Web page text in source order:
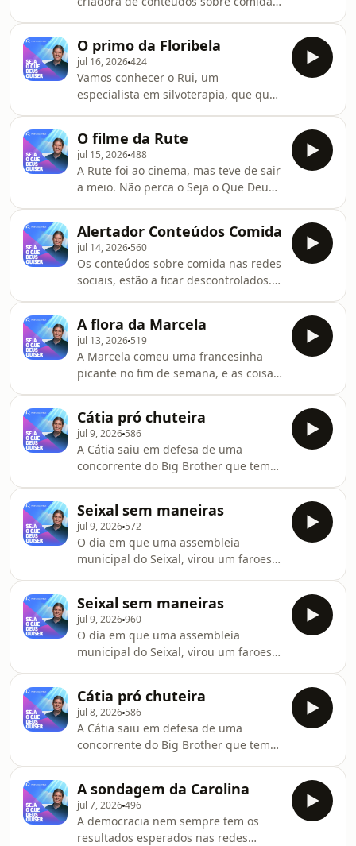
Quiser de segunda a sexta por volta
das 18h30 na Renascença e em
podcast, no YouTube ou em rr.pt
O primo da Floribela
jul 16, 2026424
Vamos conhecer o Rui, um
especialista em silvoterapia, que quer
Deus Quiser de segunda a sexta por
volta das 18h30 na Renascença e em
podcast, no YouTube ou em rr.pt
O filme da Rute
jul 15, 2026488
A Rute foi ao cinema, mas teve de sair
a meio. Não perca o Seja o Que Deus
podcast, no YouTube ou em rr.pt
Alertador Conteúdos Comida
jul 14, 2026 560
Os conteúdos sobre comida nas redes
sociais, estão a ficar descontrolados.
perca o Seja o Que Deus Quiser de
segunda a sexta por volta das 18h30
na Renascença e em podcast, no
YouTube ou em rr.pt
A flora da Marcela
jul 13, 2026 519
A Marcela comeu uma francesinha
picante no fim de semana, e as coisas
sexta por volta das 18h30 na
Renascença e em podcast, no
YouTube ou em rr.pt
Cátia pró chuteira
jul 9, 2026 586
A Cátia saiu em defesa de uma
concorrente do Big Brother que tem
Seixal sem maneiras
jul 9, 2026 572
O dia em que uma assembleia
municipal do Seixal, virou um faroeste
sexta por volta das 18h30 na
Renascença e em podcast, no
YouTube ou em rr.pt
Seixal sem maneiras
jul 9, 2026960
O dia em que uma assembleia
municipal do Seixal, virou um faroeste
sexta por volta das 18h30 na
Renascença e em podcast, no
YouTube ou em rr.pt
Cátia pró chuteira
jul 8, 2026 586
A Cátia saiu em defesa de uma
concorrente do Big Brother que tem
segunda a sexta por volta das 18h30
na Renascença e em podcast, no
YouTube ou em rr.pt
A sondagem da Carolina
jul 7, 2026496
A democracia nem sempre tem os
resultados esperados nas redes